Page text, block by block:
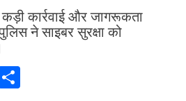
कार्रवाई और जागरूकता
ने साइबर सुरक्षा को
S